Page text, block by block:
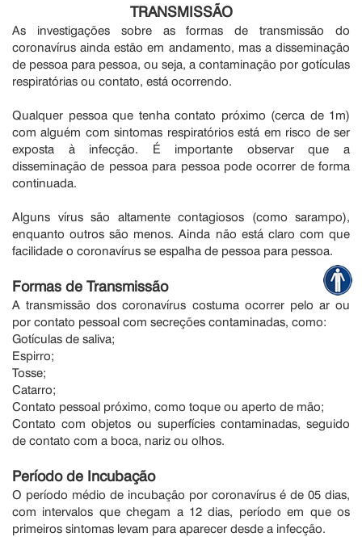
TRANSMISSÃO
As investigações sobre as formas de transmissão do
coronavírus ainda estão em andamento, mas a disseminação
de pessoa para pessoa, ou seja, a contaminação por gotículas
respiratórias ou contato, está ocorrendo.
Qualquer pessoa que tenha contato próximo (cerca de 1m)
com alguém com sintomas respiratórios está em risco de ser
exposta à infecção. É importante observar que a
disseminação de pessoa para pessoa pode ocorrer de forma
continuada.
Alguns vírus são altamente contagiosos (como sarampo),
enquanto outros são menos. Ainda não está claro com que
facilidade o coronavírus se espalha de pessoa para pessoa.
Formas de Transmissão
A transmissão dos coronavírus costuma ocorrer pelo ar ou
por contato pessoal com secreções contaminadas, como:
Gotículas de saliva;
Espirro;
Tosse;
Catarro;
Contato pessoal próximo, como toque ou aperto de mão;
Contato com objetos ou superfícies contaminadas, seguido
de contato com a boca, nariz ou olhos.
Período de Incubação
O período médio de incubação por coronavírus é de 05 dias,
com intervalos que chegam a 12 dias, período em que os
primeiros sintomas levam para aparecer desde a infecção.